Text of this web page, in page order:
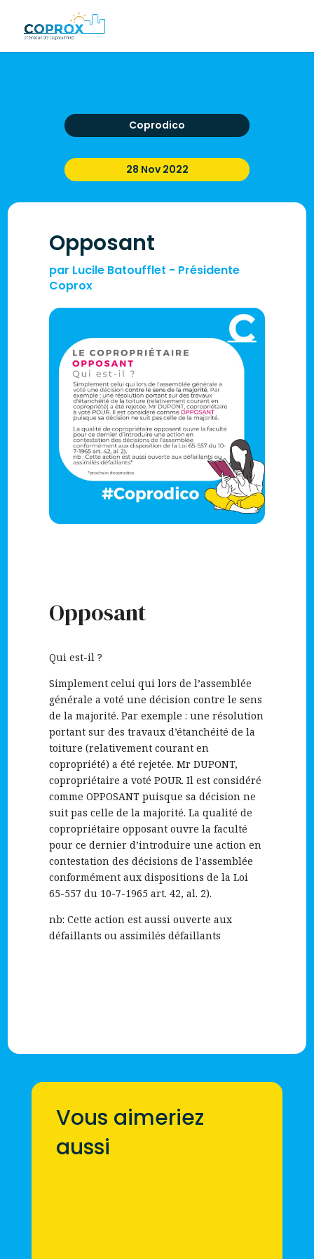
Coprodico
28 Nov 2022
Opposant
par Lucile Batoufflet - Présidente
Coprox
Opposant
Qui est-il ?
Simplement celui qui lors de l’assemblée
générale a voté une décision contre le sens
de la majorité. Par exemple : une résolution
portant sur des travaux d’étanchéité de la
toiture (relativement courant en
copropriété) a été rejetée. Mr DUPONT,
copropriétaire a voté POUR. Il est considéré
comme OPPOSANT puisque sa décision ne
suit pas celle de la majorité. La qualité de
copropriétaire opposant ouvre la faculté
pour ce dernier d’introduire une action en
contestation des décisions de l’assemblée
conformément aux dispositions de la Loi
65-557 du 10-7-1965 art. 42, al. 2).
nb: Cette action est aussi ouverte aux
défaillants ou assimilés défaillants
Vous aimeriez
aussi